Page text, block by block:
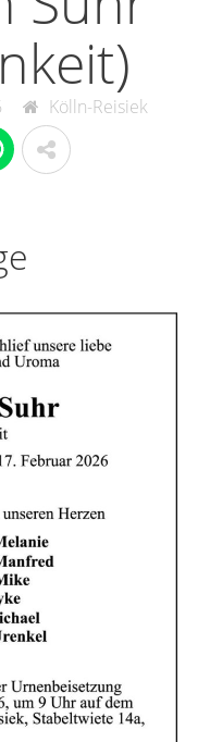
Kölln-Reisiek